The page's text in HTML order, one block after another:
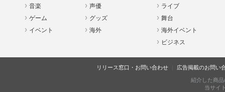
音楽
声優
ゲーム
グッズ
イベント
海外
ライブ
舞台
海外イベント
ビジネス
リリース窓口・お問い合わせ 広告掲載のお問い
紹介した商
当サイ